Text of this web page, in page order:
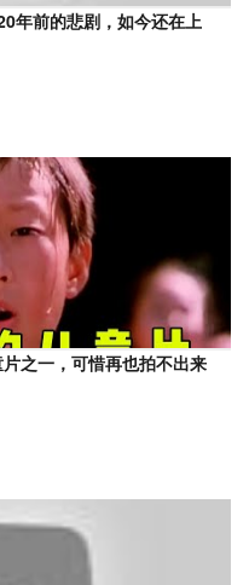
年前的悲剧，如今还在上
之一，可惜再也拍不出来